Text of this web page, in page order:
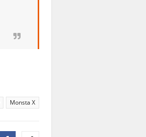
Monsta X